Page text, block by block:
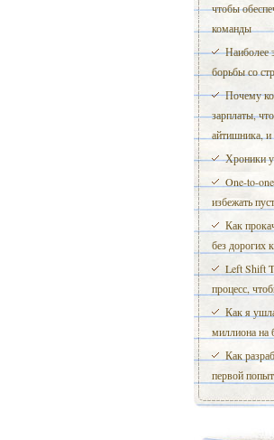
чтобы
команды
Наиболее
борьбы со
Почему
зарплаты,
айтишника, и
Хроники
One-to-
избежать
Как
без дорогих
Left Shift
процесс,
Как я
миллиона на
Как
первой